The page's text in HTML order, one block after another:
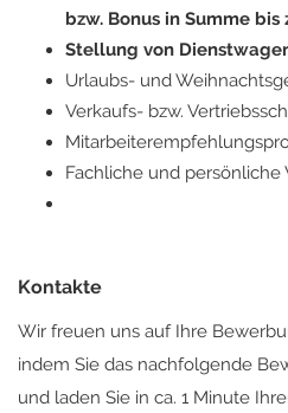
bzw. Bonus in Summe bis
Stellung von
Urlaubs- und
Verkaufs- bzw.
Fachliche und
Kontakte
Wir freuen uns auf Ihre
indem Sie das nachfolgende
und laden Sie in ca. 1 Minute